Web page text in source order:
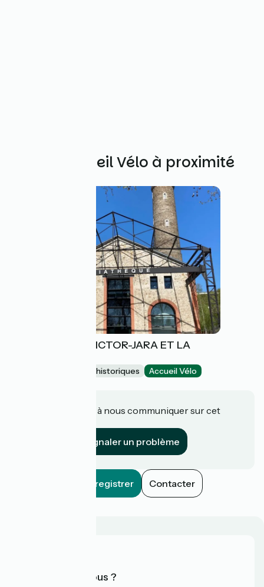
Autres Accueil Vélo à proximité
MEDIATHEQUE VICTOR-JARA ET LA
Sites et monuments historiques Accueil Vélo
Une information à nous communiquer sur cet
Signaler un problème
Enregistrer Contacter
Qui sommes-nous ?